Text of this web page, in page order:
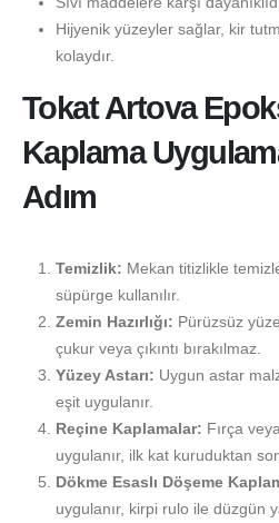
Hijyenik yüzeyler sağlar, kir
kolaydır.
Tokat Artova
Kaplama
Adım
Temizlik: Mekan titizlikle
süpürge kullanılır.
Zemin Hazırlığı: Pürüzsüz
çukur veya çıkıntı bırakılmaz.
Yüzey Astarı: Uygun astar
eşit uygulanır.
Reçine Kaplamalar: Fırça
uygulanır, ilk kat kuruduktan
Dökme Esaslı Döşeme
uygulanır, kirpi rulo ile düzgün